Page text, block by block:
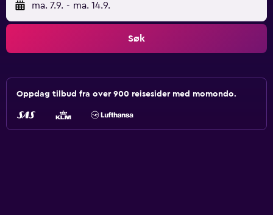
ma. 7.9. - ma. 14.9.
Søk
Oppdag tilbud fra over 900 reisesider med momondo.